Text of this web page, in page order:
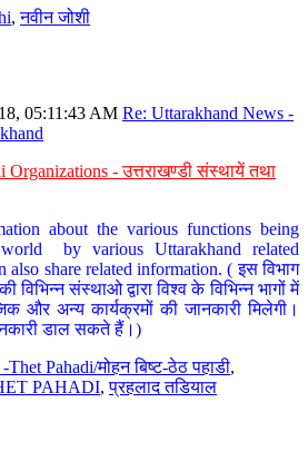
,नवीन जोशी
05:11:43 AM Re: Uttarakhand News -
- उत्तराखण्डी संस्थायें तथा
about the various functions being
by various Uttarakhand related
also share related information. ( इस विभाग
संस्थाओ द्वारा विश्व के विभिन्न भागों में
और अन्य कार्यक्रमों की जानकारी मिलेगी।
डाल सकते हैं।)
Pahadi/मोहन बिष्ट-ठेठ पहाडी,
PAHADI,प्रहलाद तडियाल